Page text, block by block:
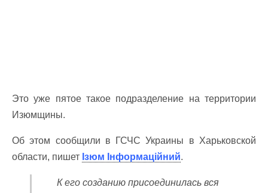
Это уже пятое такое подразделение на территории
Изюмщины.
Об этом сообщили в ГСЧС Украины в Харьковской
области, пишет Ізюм Інформаційний.
К его созданию присоединилась вся